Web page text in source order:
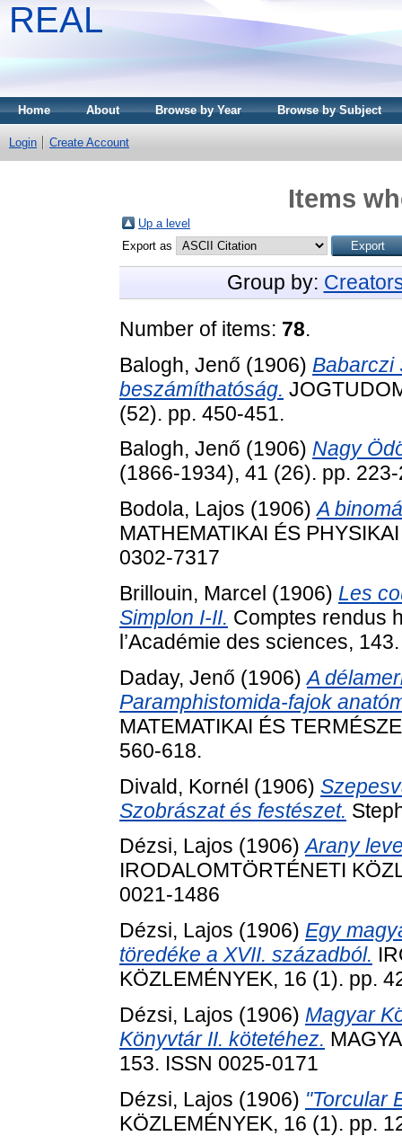
REAL
Home About Browse by Year Browse by Subject
Login Create Account
Items
Up a level
Export as
Group by:
Number of items: 78.
Balogh, Jenő (1906) Babarczi
beszámíthatóság.
(52). pp. 450-451.
Balogh, Jenő (1906) Nagy
(1866-1934), 41 (26). pp.
Bodola, Lajos (1906)A
MATHEMATIKAI ÉS
0302-7317
Brillouin, Marcel (1906) Les
Simplon I-II. Comptes rendus
l’Académie des sciences,
Daday, Jenő (1906)A
Paramphistomida-fajok
MATEMATIKAI ÉS
560-618.
Divald, Kornél (1906)
Szobrászat és festészet.
Dézsi, Lajos (1906)Arany
IRODALOMTÖRTÉNETI
0021-1486
Dézsi, Lajos (1906) Egy
töredéke a XVII. századból.
KÖZLEMÉNYEK, 16 (1). pp.
Dézsi, Lajos (1906) Magyar
Könyvtár II. kötetéhez.
153. ISSN 0025-0171
Dézsi, Lajos (1906) "Torcular
KÖZLEMÉNYEK, 16 (1). pp.